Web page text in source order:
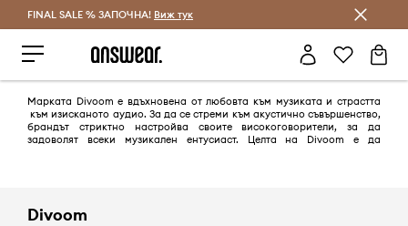
Спестявай с Answear Club
FINAL SALE % ЗАПОЧНА! Виж тук
Марката Divoom е вдъхновена от любовта към музиката и страстта
към изисканото аудио. За да се стреми към акустично съвършенство,
брандът стриктно настройва своите високоговорители, за да
задоволят всеки музикален ентусиаст. Целта на Divoom е да
Divoom